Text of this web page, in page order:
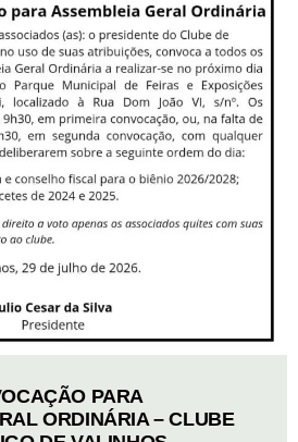
PARA
ORDINÁRIA – CLUBE